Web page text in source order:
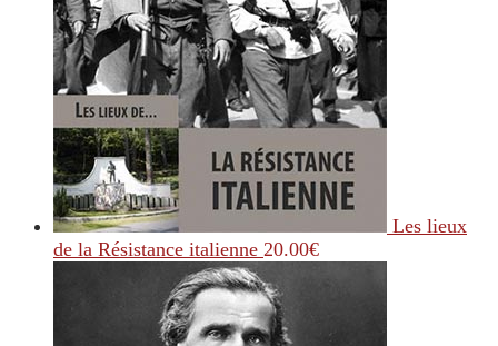
Les lieux
de la Résistance italienne 20.00€